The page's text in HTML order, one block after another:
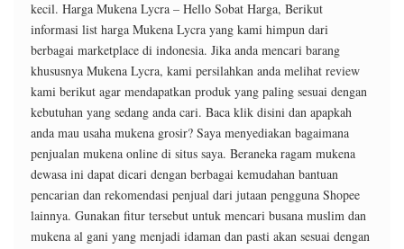
kecil. Harga Mukena Lycra – Hello Sobat Harga, Berikut
informasi list harga Mukena Lycra yang kami himpun dari
berbagai marketplace di indonesia. Jika anda mencari barang
khususnya Mukena Lycra, kami persilahkan anda melihat review
kami berikut agar mendapatkan produk yang paling sesuai dengan
kebutuhan yang sedang anda cari. Baca klik disini dan apapkah
anda mau usaha mukena grosir? Saya menyediakan bagaimana
penjualan mukena online di situs saya. Beraneka ragam mukena
dewasa ini dapat dicari dengan berbagai kemudahan bantuan
pencarian dan rekomendasi penjual dari jutaan pengguna Shopee
lainnya. Gunakan fitur tersebut untuk mencari busana muslim dan
mukena al gani yang menjadi idaman dan pasti akan sesuai dengan